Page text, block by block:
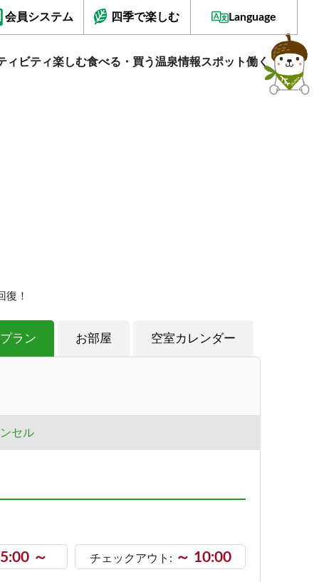
会員システム 四季で楽しむ Language
ィビティ楽しむ食べる・買う温泉情報スポット働く
復！
ラン お部屋 空室カレンダー
セル
～ チェックアウト: ～ 10:00